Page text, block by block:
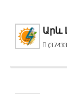
Արև